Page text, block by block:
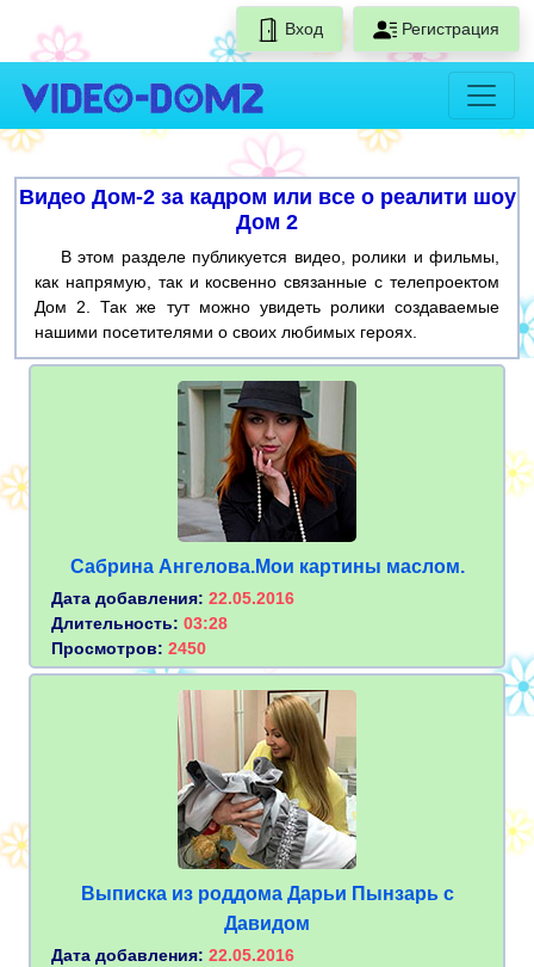
Вход Регистрация
Видео Дом-2 за кадром или все о реалити шоу
Дом 2
В этом разделе публикуется видео, ролики и фильмы,
как напрямую, так и косвенно связанные с телепроектом
Дом 2. Так же тут можно увидеть ролики создаваемые
нашими посетителями о своих любимых героях.
Сабрина Ангелова.Мои картины маслом.
Дата добавления: 22.05.2016
Длительность: 03:28
Просмотров: 2450
Выписка из роддома Дарьи Пынзарь с
Давидом
Дата добавления: 22.05.2016